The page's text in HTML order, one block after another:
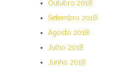
Outubro 2018
Setembro 2018
Agosto 2018
Julho 2018
Junho 2018